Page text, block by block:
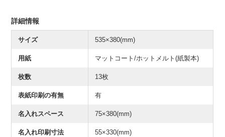
詳細情報
サイズ 535×380(mm)
用紙 マットコート/ホットメルト(紙製本)
枚数 13枚
表紙印刷の有無 有
名入れスペース 75×380(mm)
名入れ印刷寸法 55×330(mm)